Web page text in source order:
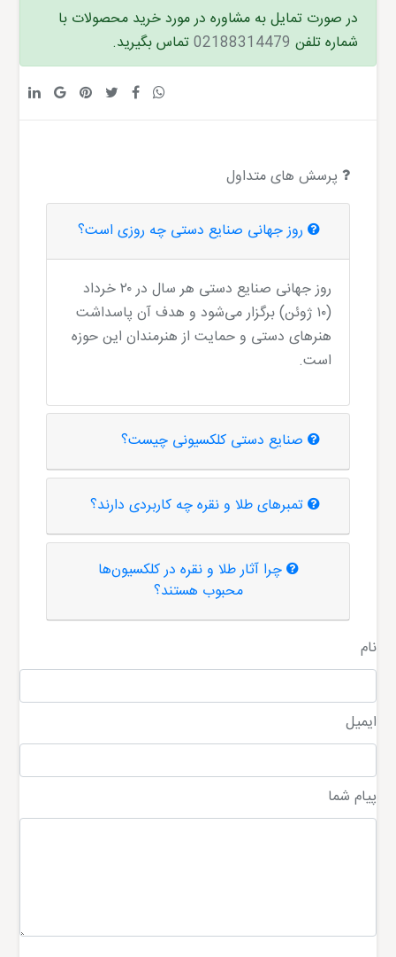
در صورت تمایل به مشاوره در مورد خرید محصولات با
شماره تلفن 02188314479تماس بگیرید.
پرسش های متداول
روز جهانی صنایع دستی چه روزی است؟
روز جهانی صنایع دستی هر سال در ۲۰ خرداد
(۱۰ ژوئن) برگزار می‌شود و هدف آن پاسداشت
هنرهای دستی و حمایت از هنرمندان این حوزه
است.
صنایع دستی کلکسیونی چیست؟
تمبرهای طلا و نقره چه کاربردی دارند؟
چرا آثار طلا و نقره در کلکسیون‌ها
محبوب هستند؟
نام
ایمیل
پیام شما